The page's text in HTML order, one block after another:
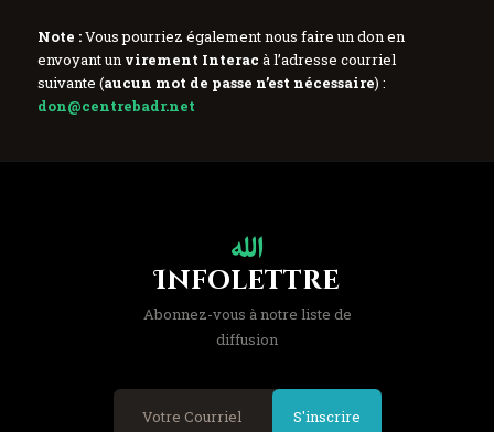
Note :Vous pourriez également nous faire un don en
envoyant un virement Interac à l’adresse courriel
suivante (aucun mot de passe n’est nécessaire) :
don@centrebadr.net
Infolettre
Abonnez-vous à notre liste de
diffusion
S'inscrire